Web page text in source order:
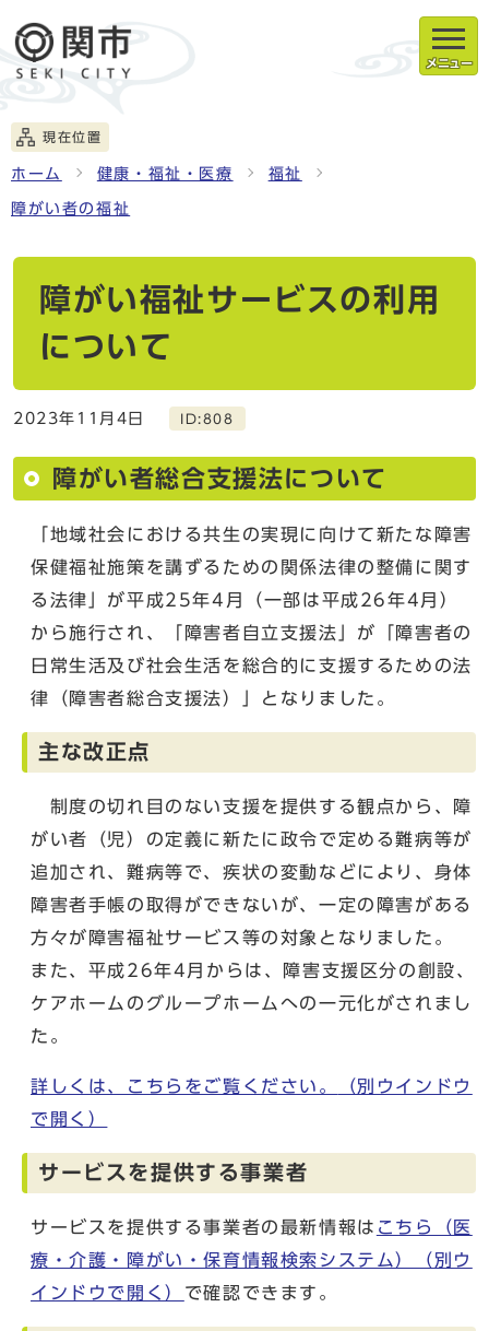
メニュー
現在位置
ホーム 健康・福祉・医療 福祉
障がい者の福祉
障がい福祉サービスの利用
について
2023年11月4日 ID:808
障がい者総合支援法について
「地域社会における共生の実現に向けて新たな障害
保健福祉施策を講ずるための関係法律の整備に関す
る法律」が平成25年4月（一部は平成26年4月）
から施行され、「障害者自立支援法」が「障害者の
日常生活及び社会生活を総合的に支援するための法
律（障害者総合支援法）」となりました。
主な改正点
制度の切れ目のない支援を提供する観点から、障
がい者（児）の定義に新たに政令で定める難病等が
追加され、難病等で、疾状の変動などにより、身体
障害者手帳の取得ができないが、一定の障害がある
方々が障害福祉サービス等の対象となりました。
また、平成26年4月からは、障害支援区分の創設、
ケアホームのグループホームへの一元化がされまし
た。
詳しくは、こちらをご覧ください。
（別ウインドウ
で開く）
サービスを提供する事業者
サービスを提供する事業者の最新情報は こちら（医
療・介護・障がい・保育情報検索システム）
（別ウ
インドウで開く） で確認できます。